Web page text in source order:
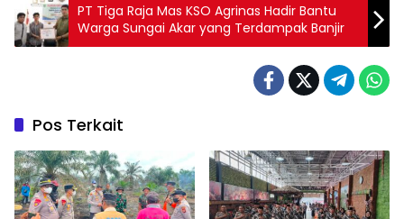
PT Tiga Raja Mas KSO Agrinas Hadir Bantu
Warga Sungai Akar yang Terdampak Banjir
Pos Terkait